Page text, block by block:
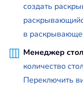
создать
в
Менеджер
количество
Переключить